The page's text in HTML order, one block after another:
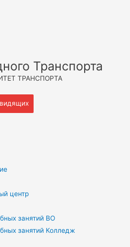
Транспорта
ТРАНСПОРТА
центр
занятий ВО
занятий Колледж